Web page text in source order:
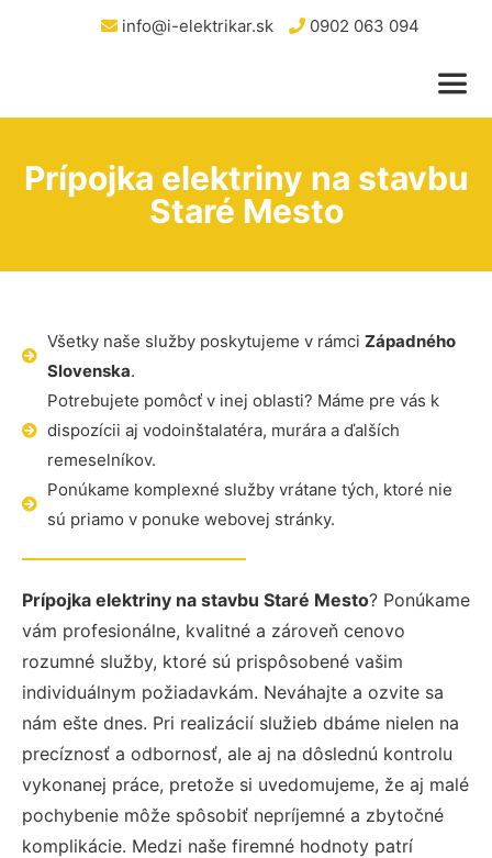
info@i-elektrikar.sk 0902 063 094
Prípojka elektriny na stavbu
Staré Mesto
Všetky naše služby poskytujeme v rámci Západného
Slovenska.
Potrebujete pomôcť v inej oblasti? Máme pre vás k
dispozícii aj vodoinštalatéra, murára a ďalších
remeselníkov.
Ponúkame komplexné služby vrátane tých, ktoré nie
sú priamo v ponuke webovej stránky.
Prípojka elektriny na stavbu Staré Mesto? Ponúkame
vám profesionálne, kvalitné a zároveň cenovo
rozumné služby, ktoré sú prispôsobené vašim
individuálnym požiadavkám. Neváhajte a ozvite sa
nám ešte dnes. Pri realizácií služieb dbáme nielen na
precíznosť a odbornosť, ale aj na dôslednú kontrolu
vykonanej práce, pretože si uvedomujeme, že aj malé
pochybenie môže spôsobiť nepríjemné a zbytočné
komplikácie. Medzi naše firemné hodnoty patrí